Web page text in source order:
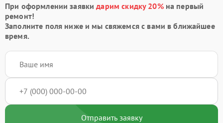
При оформлении заявкидарим скидку 20%на первый
ремонт!
Заполните поля ниже и мы свяжемся с вами в ближайшее
время.
Отправить заявку